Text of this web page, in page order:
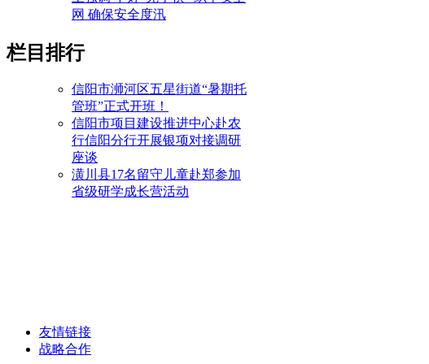
网 确保安全度汛
栏目排行
信阳市浉河区五星街道“暑期托
管班”正式开班！
信阳市项目建设推进中心赴农
行信阳分行开展银项对接调研
座谈
潢川县17名留守儿童赴郑参加
省级研学成长营活动
友情链接
战略合作